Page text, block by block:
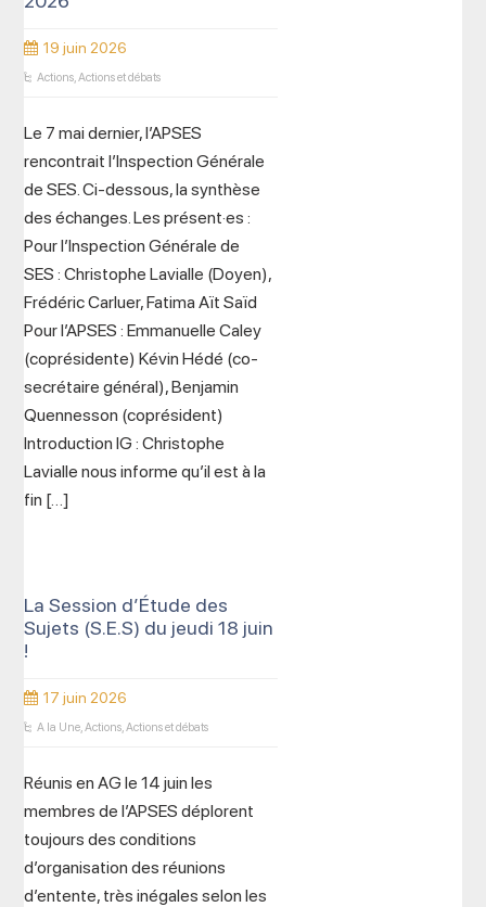
19 juin 2026
Actions,Actions et débats
Le 7 mai dernier, l’APSES
rencontrait l’Inspection Générale
de SES. Ci-dessous, la synthèse
des échanges. Les présent·es :
Pour l’Inspection Générale de
SES : Christophe Lavialle (Doyen),
Frédéric Carluer, Fatima Aït Saïd
Pour l’APSES : Emmanuelle Caley
(coprésidente) Kévin Hédé (co-
secrétaire général), Benjamin
Quennesson (coprésident)
Introduction IG : Christophe
Lavialle nous informe qu’il est à la
fin […]
La Session d’Étude des
Sujets (S.E.S) du jeudi 18 juin
!
17 juin 2026
A la Une,Actions,Actions et débats
Réunis en AG le 14 juin les
membres de l’APSES déplorent
toujours des conditions
d’organisation des réunions
d’entente, très inégales selon les